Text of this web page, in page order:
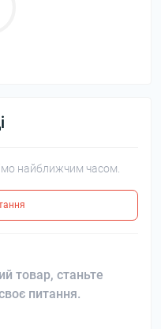
найближчим часом.
товар, станьте
питання.